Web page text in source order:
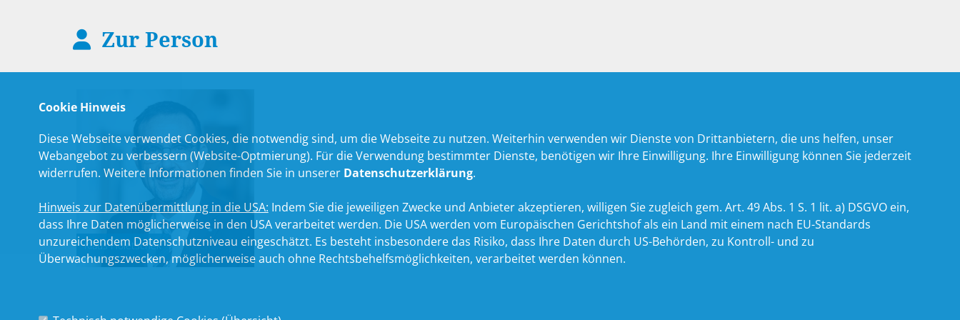
Zur Person
Klaus Holetschek
Cookie Hinweis
Diese Webseite verwendet Cookies, die notwendig sind, um die Webseite zu nutzen. Weiterhin verwenden wir Dienste von Drittanbietern, die uns helfen, unser
Webangebot zu verbessern (Website-Optmierung). Für die Verwendung bestimmter Dienste, benötigen wir Ihre Einwilligung. Ihre Einwilligung können Sie jederzeit
widerrufen. Weitere Informationen finden Sie in unserer Datenschutzerklärung.
Hinweis zur Datenübermittlung in die USA: Indem Sie die jeweiligen Zwecke und Anbieter akzeptieren, willigen Sie zugleich gem. Art. 49 Abs. 1 S. 1 lit. a) DSGVO ein,
dass Ihre Daten möglicherweise in den USA verarbeitet werden. Die USA werden vom Europäischen Gerichtshof als ein Land mit einem nach EU-Standards
unzureichendem Datenschutzniveau eingeschätzt. Es besteht insbesondere das Risiko, dass Ihre Daten durch US-Behörden, zu Kontroll- und zu
Überwachungszwecken, möglicherweise auch ohne Rechtsbehelfsmöglichkeiten, verarbeitet werden können.